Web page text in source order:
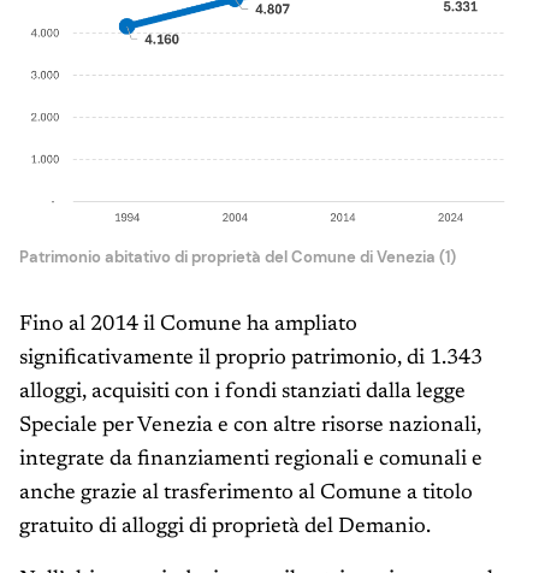
Patrimonio abitativo di proprietà del Comune di Venezia (1)
Fino al 2014 il Comune ha ampliato
significativamente il proprio patrimonio, di 1.343
alloggi, acquisiti con i fondi stanziati dalla legge
Speciale per Venezia e con altre risorse nazionali,
integrate da finanziamenti regionali e comunali e
anche grazie al trasferimento al Comune a titolo
gratuito di alloggi di proprietà del Demanio.